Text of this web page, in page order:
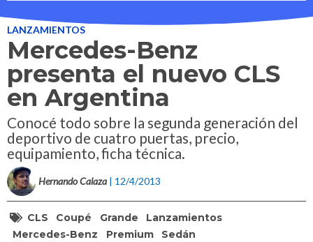
LANZAMIENTOS
Mercedes-Benz
presenta el nuevo CLS
en Argentina
Conocé todo sobre la segunda generación del
deportivo de cuatro puertas, precio,
equipamiento, ficha técnica.
Hernando Calaza | 12/4/2013
CLS Coupé Grande
Lanzamientos
Mercedes-Benz
Premium Sedán